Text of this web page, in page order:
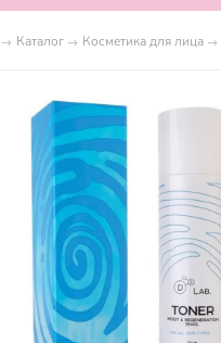
Каталог Косметика для лица